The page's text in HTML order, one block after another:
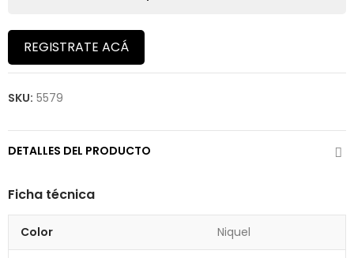
REGISTRATE ACÁ
SKU: 5579
DETALLES DEL PRODUCTO
Ficha técnica
Color Niquel